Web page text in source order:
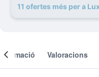
11 ofertes més per a
Valoracions